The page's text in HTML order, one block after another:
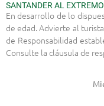
SANTANDER AL
En desarrollo de lo
de edad. Advierte al
de Responsabilidad
Consulte la cláusula de